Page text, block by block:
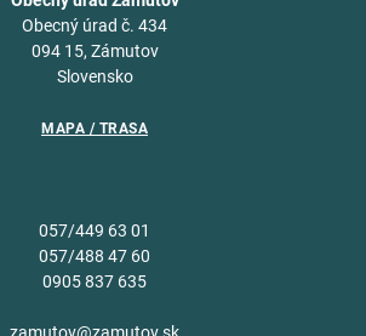
Obecný úrad č. 434
094 15, Zámutov
Slovensko
MAPA / TRASA
057/449 63 01
057/488 47 60
0905 837 635